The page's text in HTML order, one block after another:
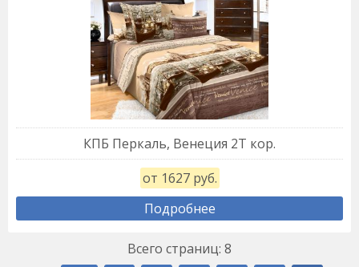
КПБ Перкаль, Венеция 2Т кор.
от 1627 руб.
Подробнее
Всего страниц: 8